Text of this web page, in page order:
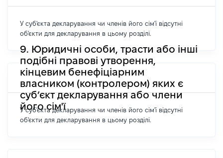
У суб'єкта декларування чи членів його сім'ї відсутні
об'єкти для декларування в цьому розділі.
9. Юридичні особи, трасти або інші
подібні правові утворення,
кінцевим бенефіціарним
власником (контролером) яких є
суб’єкт декларування або члени
його сім'ї
У суб'єкта декларування чи членів його сім'ї відсутні
об'єкти для декларування в цьому розділі.